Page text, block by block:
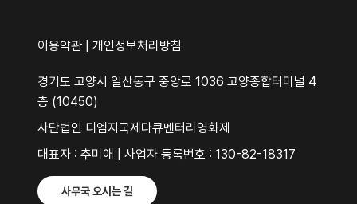
이용약관 개인정보처리방침
경기도 고양시 일산동구 중앙로 1036 고양종합터미널 4
층 (10450)
사단법인 디엠지국제다큐멘터리영화제
대표자 : 추미애 | 사업자 등록번호 : 130-82-18317
사무국 오시는 길